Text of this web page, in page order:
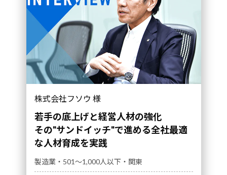
成を実践｜導入事例">
株式会社フソウ 様
若手の底上げと経営人材の強化
その"サンドイッチ"で進める全社最適
な人材育成を実践
製造業・501～1,000人以下・関東